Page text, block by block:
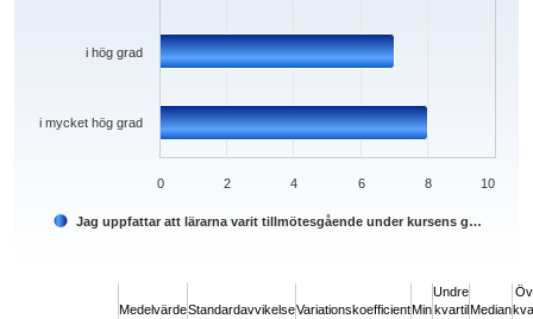
Jag uppfattar att lärarna varit tillmötesgående under kursens g…
i mycket hög grad
i hög grad
0 2 4 6 8 10
MedelvärdeStandardavvikelseVariationskoefficientMin
Undre
kvartilMedian